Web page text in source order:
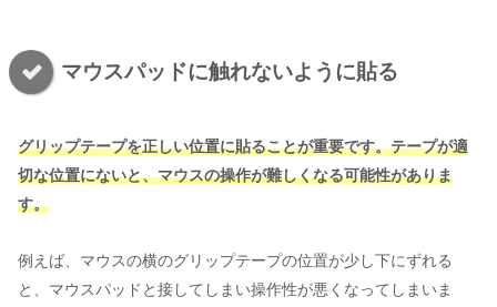
マウスパッドに触れないように貼る
グリップテープを正しい位置に貼ることが重要です。テープが適
切な位置にないと、マウスの操作が難しくなる可能性がありま
す。
例えば、マウスの横のグリップテープの位置が少し下にずれる
と、マウスパッドと接してしまい操作性が悪くなってしまいま